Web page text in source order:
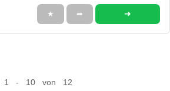
★ ➦ ➜
1 - 10 von 12